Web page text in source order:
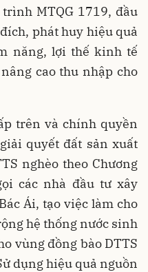
MTQG 1719, đầu
phát huy hiệu quả
năng, lợi thế kinh tế
cao thu nhập cho
trên và chính quyền
quyết đất sản xuất
nghèo theo Chương
các nhà đầu tư xây
Ái, tạo việc làm cho
hệ thống nước sinh
vùng đồng bào DTTS
dụng hiệu quả nguồn